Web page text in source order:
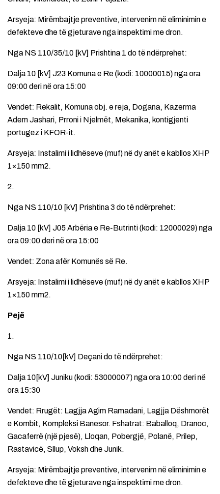
Arsyeja: Mirëmbajtje preventive, intervenim në eliminimin e
defekteve dhe të gjeturave nga inspektimi me dron.
Nga NS 110/35/10 [kV] Prishtina 1 do të ndërprehet:
Dalja 10 [kV] J23 Komuna e Re (kodi: 10000015) nga ora
09:00 deri në ora 15:00
Vendet: Rekalit, Komuna obj. e reja, Dogana, Kazerma
Adem Jashari, Prroni i Njelmët, Mekanika, kontigjenti
portugez i KFOR-it.
Arsyeja: Instalimi i lidhëseve (muf) në dy anët e kabllos XHP
1×150 mm2.
2.
Nga NS 110/10 [kV] Prishtina 3 do të ndërprehet:
Dalja 10 [kV] J05 Arbëria e Re-Butrinti (kodi: 12000029) nga
ora 09:00 deri në ora 15:00
Vendet: Zona afër Komunës së Re.
Arsyeja: Instalimi i lidhëseve (muf) në dy anët e kabllos XHP
1×150 mm2.
Pejë
1.
Nga NS 110/10[kV] Deçani do të ndërprehet:
Dalja 10[kV] Juniku (kodi: 53000007) nga ora 10:00 deri në
ora 15:30
Vendet: Rrugët: Lagjja Agim Ramadani, Lagjja Dëshmorët
e Kombit, Kompleksi Banesor. Fshatrat: Baballoq, Dranoc,
Gacaferrë (një pjesë), Lloqan, Pobergjë, Polanë, Prilep,
Rastavicë, Sllup, Voksh dhe Junik.
Arsyeja: Mirëmbajtje preventive, intervenim në eliminimin e
defekteve dhe të gjeturave nga inspektimi me dron.